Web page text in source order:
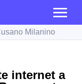
Milanino